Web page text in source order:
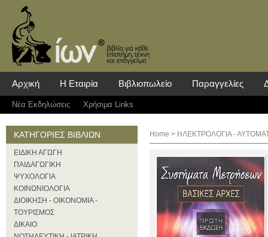
Αρχική Η Εταιρία Βιβλιοπωλείο Παραγγελίες
Νέα Eκδηλώσεις Χρήσιμα Links
ΚΑΤΗΓΟΡΙΕΣ ΒΙΒΛΙΩΝ
ΕΙΔΙΚΗ ΑΓΩΓΗ
ΠΑΙΔΑΓΩΓΙΚΗ
ΨΥΧΟΛΟΓΙΑ
ΚΟΙΝΩΝΙΟΛΟΓΙΑ
ΔΙΟΙΚΗΣΗ - ΟΙΚΟΝΟΜΙΑ -
ΤΟΥΡΙΣΜΟΣ
ΔΙΚΑΙΟ
Home > ΗΛΕΚΤΡΟΛΟΓΙΑ -